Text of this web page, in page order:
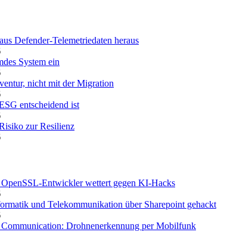
Defender-Telemetriedaten heraus
System ein
nicht mit der Migration
entscheidend ist
zur Resilienz
Entwickler wettert gegen KI-Hacks
und Telekommunikation über Sharepoint gehackt
Drohnenerkennung per Mobilfunk